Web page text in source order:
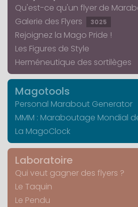
Qu'est-ce qu'un flyer de
Galerie des Flyers
3025
Rejoignez la Mago Pride !
Les Figures de Style
Herméneutique des sortilèges
Magotools
Personal Marabout Generator
MMM : Maraboutage Mondial
La MagoClock
Laboratoire
Qui veut gagner des flyers ?
Le Taquin
Le Pendu